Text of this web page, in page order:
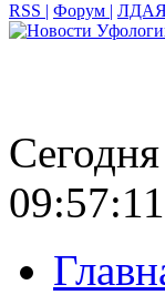
RSS | Форум |
09:57:11